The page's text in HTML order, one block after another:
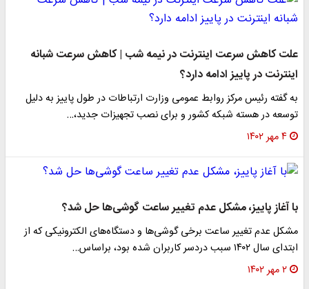
علت کاهش سرعت اینترنت در نیمه شب | کاهش سرعت شبانه
اینترنت در پاییز ادامه دارد؟
به گفته رئیس مرکز روابط عمومی وزارت ارتباطات در طول پاییز به دلیل
توسعه در هسته شبکه کشور و برای نصب تجهیزات جدید،…
۴ مهر ۱۴۰۲
با آغاز پاییز، مشکل عدم تغییر ساعت گوشی‌ها حل شد؟
مشکل عدم تغییر ساعت برخی گوشی‌ها و دستگاه‌های الکترونیکی که از
ابتدای سال ۱۴۰۲ سبب دردسر کاربران شده بود، براساس…
۲ مهر ۱۴۰۲